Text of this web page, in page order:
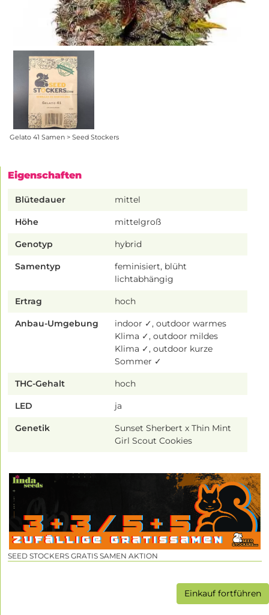
Gelato 41 Samen > Seed Stockers
Eigenschaften
Blütedauer mittel
Höhe mittelgroß
Genotyp hybrid
Samentyp
feminisiert, blüht
lichtabhängig
Ertrag hoch
Anbau-Umgebung
indoor ✓, outdoor warmes
Klima ✓, outdoor mildes
Klima ✓, outdoor kurze
Sommer ✓
THC-Gehalt hoch
LED ja
Genetik
Sunset Sherbert x Thin Mint
Girl Scout Cookies
SEED STOCKERS GRATIS SAMEN AKTION
Einkauf fortführen